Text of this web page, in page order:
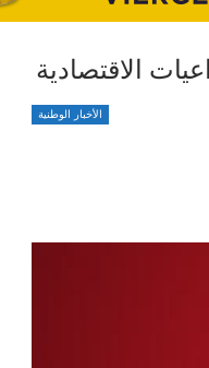
الاقتصادية
الأخبار الوطنية